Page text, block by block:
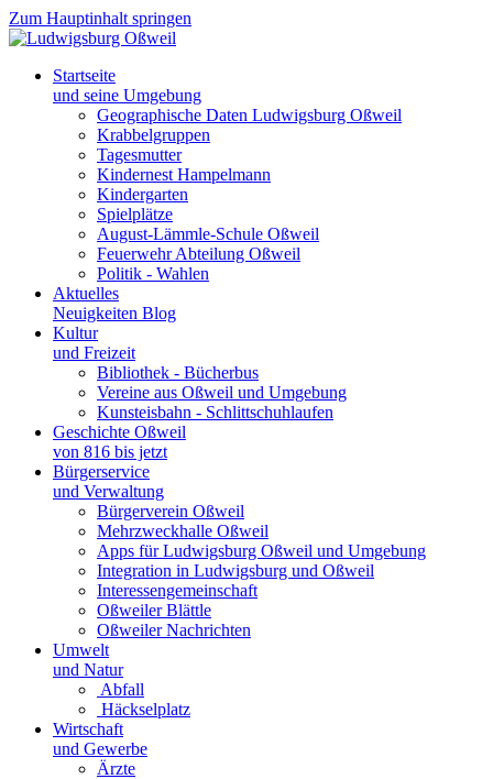
Zum Hauptinhalt springen
Startseite
und seine Umgebung
Geographische Daten Ludwigsburg Oßweil
Krabbelgruppen
Tagesmutter
Kindernest Hampelmann
Kindergarten
Spielplätze
August-Lämmle-Schule Oßweil
Feuerwehr Abteilung Oßweil
Politik - Wahlen
Aktuelles
Neuigkeiten Blog
Kultur
und Freizeit
Bibliothek - Bücherbus
Vereine aus Oßweil und Umgebung
Kunsteisbahn - Schlittschuhlaufen
Geschichte Oßweil
von 816 bis jetzt
Bürgerservice
und Verwaltung
Bürgerverein Oßweil
Mehrzweckhalle Oßweil
Apps für Ludwigsburg Oßweil und Umgebung
Integration in Ludwigsburg und Oßweil
Interessengemeinschaft
Oßweiler Blättle
Oßweiler Nachrichten
Umwelt
und Natur
Abfall
Häckselplatz
Wirtschaft
und Gewerbe
Ärzte